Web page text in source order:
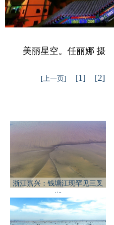
美丽星空。任丽娜 摄
[上一页] [1] [2]
浙江嘉兴：钱塘江现罕见三叉